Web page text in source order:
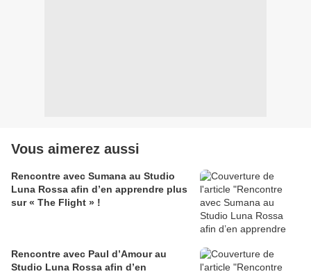
Vous aimerez aussi
Rencontre avec Sumana au Studio
Luna Rossa afin d’en apprendre plus
sur « The Flight » !
Rencontre avec Paul d’Amour au
Studio Luna Rossa afin d’en